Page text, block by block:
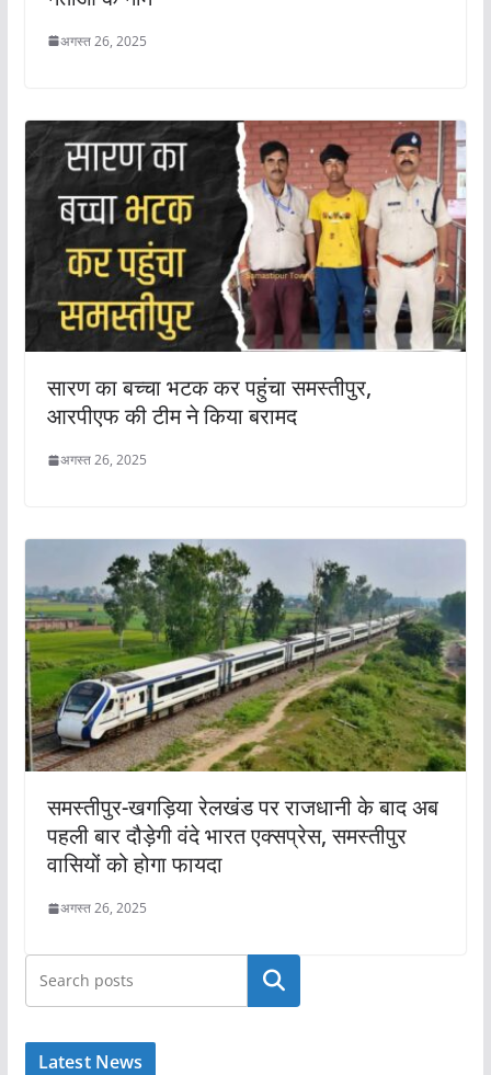
अगस्त 26, 2025
सारण का बच्चा भटक कर पहुंचा समस्तीपुर,
आरपीएफ की टीम ने किया बरामद
अगस्त 26, 2025
समस्तीपुर-खगड़िया रेलखंड पर राजधानी के बाद अब
पहली बार दौड़ेगी वंदे भारत एक्सप्रेस, समस्तीपुर
वासियों को होगा फायदा
अगस्त 26, 2025
खोजें
Latest News